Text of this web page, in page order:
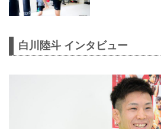
白川陸斗 インタビュー